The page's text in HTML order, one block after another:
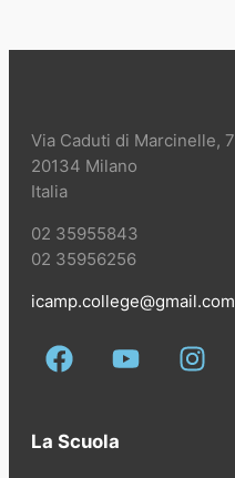
Via Caduti di Marcinelle, 7
20134 Milano
Italia
02 35955843
02 35956256
icamp.college@gmail.com
La Scuola